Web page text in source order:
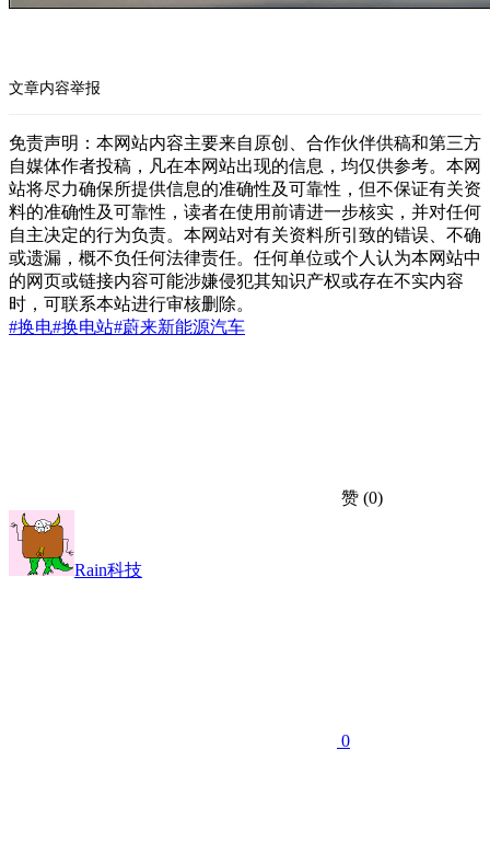
文章内容举报
免责声明：本网站内容主要来自原创、合作伙伴供稿和第三方
自媒体作者投稿，凡在本网站出现的信息，均仅供参考。本网
站将尽力确保所提供信息的准确性及可靠性，但不保证有关资
料的准确性及可靠性，读者在使用前请进一步核实，并对任何
自主决定的行为负责。本网站对有关资料所引致的错误、不确
或遗漏，概不负任何法律责任。任何单位或个人认为本网站中
的网页或链接内容可能涉嫌侵犯其知识产权或存在不实内容
时，可联系本站进行审核删除。
#换电#换电站#蔚来新能源汽车
赞 (0)
Rain科技
0